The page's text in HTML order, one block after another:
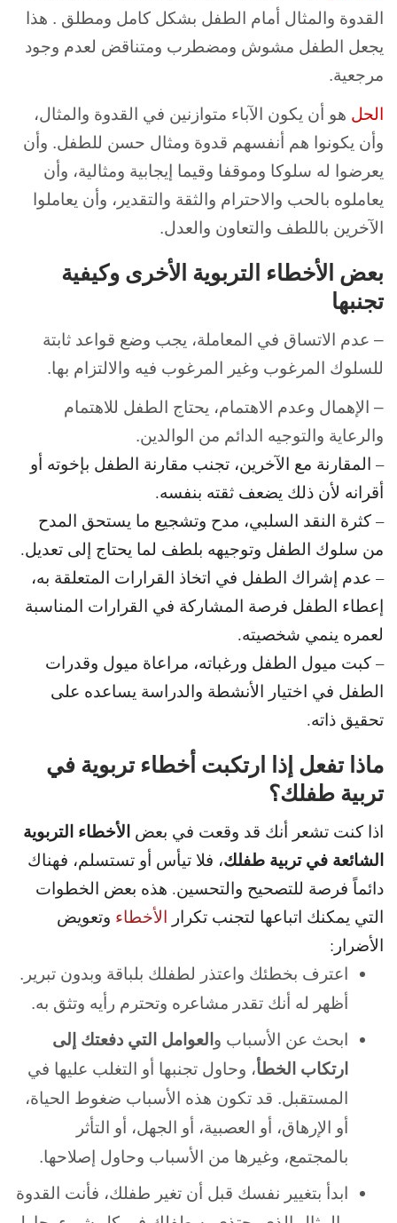
القدوة والمثال أمام الطفل بشكل كامل ومطلق . هذا
يجعل الطفل مشوش ومضطرب ومتناقض لعدم وجود
مرجعية.
الحل هو أن يكون الآباء متوازنين في القدوة والمثال،
وأن يكونوا هم أنفسهم قدوة ومثال حسن للطفل. وأن
يعرضوا له سلوكا وموقفا وقيما إيجابية ومثالية، وأن
يعاملوه بالحب والاحترام والثقة والتقدير، وأن يعاملوا
الآخرين باللطف والتعاون والعدل.
بعض الأخطاء التربوية الأخرى وكيفية
تجنبها
– عدم الاتساق في المعاملة، يجب وضع قواعد ثابتة
للسلوك المرغوب وغير المرغوب فيه والالتزام بها.
– الإهمال وعدم الاهتمام، يحتاج الطفل للاهتمام
والرعاية والتوجيه الدائم من الوالدين.
– المقارنة مع الآخرين، تجنب مقارنة الطفل بإخوته أو
أقرانه لأن ذلك يضعف ثقته بنفسه.
– كثرة النقد السلبي، مدح وتشجيع ما يستحق المدح
من سلوك الطفل وتوجيهه بلطف لما يحتاج إلى تعديل.
– عدم إشراك الطفل في اتخاذ القرارات المتعلقة به،
إعطاء الطفل فرصة المشاركة في القرارات المناسبة
لعمره ينمي شخصيته.
– كبت ميول الطفل ورغباته، مراعاة ميول وقدرات
الطفل في اختيار الأنشطة والدراسة يساعده على
تحقيق ذاته.
ماذا تفعل إذا ارتكبت أخطاء تربوية في
تربية طفلك؟
اذا كنت تشعر أنك قد وقعت في بعض الأخطاء التربوية
الشائعة في تربية طفلك، فلا تيأس أو تستسلم، فهناك
دائماً فرصة للتصحيح والتحسين. هذه بعض الخطوات
التي يمكنك اتباعها لتجنب تكرار الأخطاء وتعويض
الأضرار:
اعترف بخطئك واعتذر لطفلك بلباقة وبدون تبرير.
أظهر له أنك تقدر مشاعره وتحترم رأيه وتثق به.
ابحث عن الأسباب و العوامل التي دفعتك إلى
ارتكاب الخطأ، وحاول تجنبها أو التغلب عليها في
المستقبل. قد تكون هذه الأسباب ضغوط الحياة،
أو الإرهاق، أو العصبية، أو الجهل، أو التأثر
بالمجتمع، وغيرها من الأسباب وحاول إصلاحها.
ابدأ بتغيير نفسك قبل أن تغير طفلك، فأنت القدوة